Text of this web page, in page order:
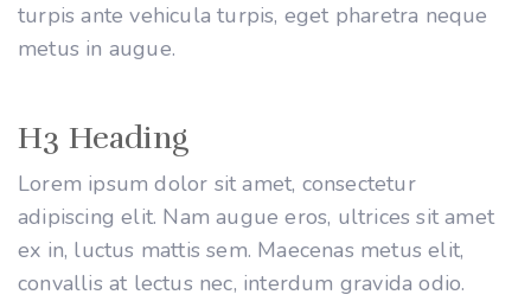
turpis ante vehicula turpis, eget pharetra neque
metus in augue.
H3 Heading
Lorem ipsum dolor sit amet, consectetur
adipiscing elit. Nam augue eros, ultrices sit amet
ex in, luctus mattis sem. Maecenas metus elit,
convallis at lectus nec, interdum gravida odio.